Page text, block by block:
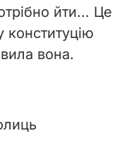
йти... Це
конституцію
вона.